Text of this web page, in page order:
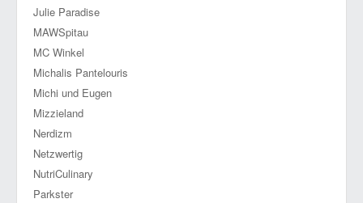
Julie Paradise
MAWSpitau
MC Winkel
Michalis Pantelouris
Michi und Eugen
Mizzieland
Nerdizm
Netzwertig
NutriCulinary
Parkster